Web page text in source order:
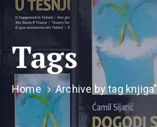
Aktuelno
Tags
Home Archive by tag knjiga"